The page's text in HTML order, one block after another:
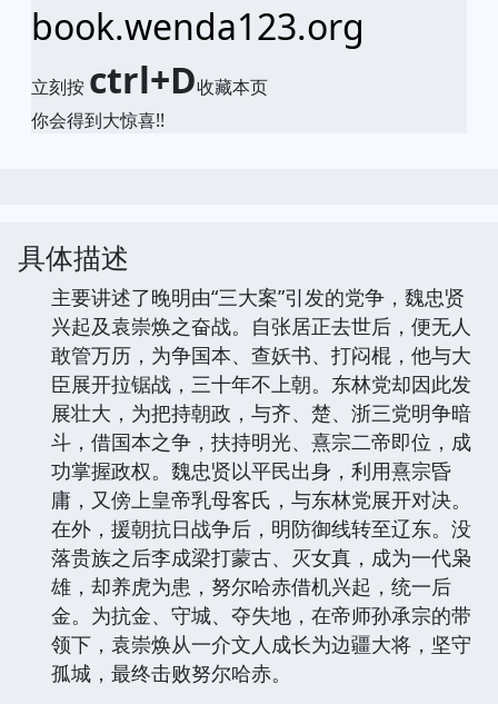
book.wenda123.org
立刻按 ctrl+D收藏本页
你会得到大惊喜!!
具体描述
主要讲述了晚明由“三大案”引发的党争，魏忠贤
兴起及袁崇焕之奋战。自张居正去世后，便无人
敢管万历，为争国本、查妖书、打闷棍，他与大
臣展开拉锯战，三十年不上朝。东林党却因此发
展壮大，为把持朝政，与齐、楚、浙三党明争暗
斗，借国本之争，扶持明光、熹宗二帝即位，成
功掌握政权。魏忠贤以平民出身，利用熹宗昏
庸，又傍上皇帝乳母客氏，与东林党展开对决。
在外，援朝抗日战争后，明防御线转至辽东。没
落贵族之后李成梁打蒙古、灭女真，成为一代枭
雄，却养虎为患，努尔哈赤借机兴起，统一后
金。为抗金、守城、夺失地，在帝师孙承宗的带
领下，袁崇焕从一介文人成长为边疆大将，坚守
孤城，最终击败努尔哈赤。